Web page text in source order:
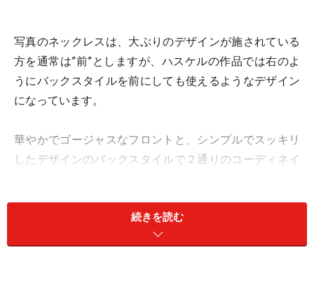
写真のネックレスは、大ぶりのデザインが施されている
方を通常は”前”としますが、ハスケルの作品では右のよ
うにバックスタイルを前にしても使えるようなデザイン
になっています。
華やかでゴージャスなフロントと、シンプルでスッキリ
したデザインのバックスタイルで２通りのコーディネイ
遊び心あるコスチュームジュエリーで当時のセレブを魅
続きを読む